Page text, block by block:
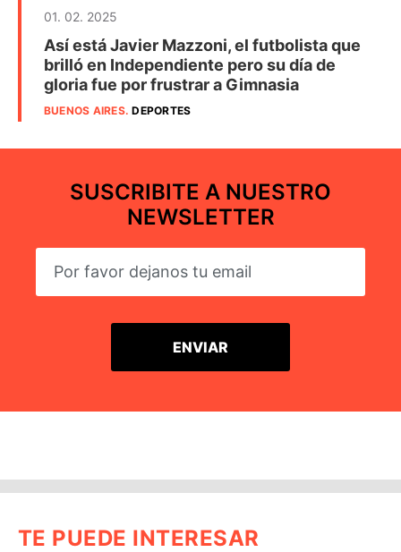
01. 02. 2025
Así está Javier Mazzoni, el futbolista que
brilló en Independiente pero su día de
gloria fue por frustrar a Gimnasia
BUENOS AIRES.DEPORTES
SUSCRIBITE A NUESTRO
NEWSLETTER
TE PUEDE INTERESAR